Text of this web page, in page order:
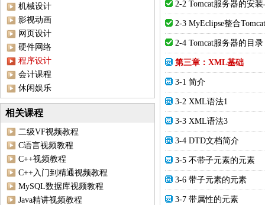
机械设计
影视动画
网页设计
硬件网络
程序设计
会计课程
休闲娱乐
相关课程
二级VF视频教程
C语言视频教程
C++视频教程
C++入门到精通视频教程
MySQL数据库视频教程
Java精讲视频教程
2-2 Tomcat服务器的安
2-3 MyEclipse整合
2-4 Tomcat服务器的目录
第三章：XML基础
3-1 简介
3-2 XML语法1
3-3 XML语法3
3-4 DTD文档简介
3-5 不带子元素的元素
3-6 带子元素的元素
3-7 带属性的元素